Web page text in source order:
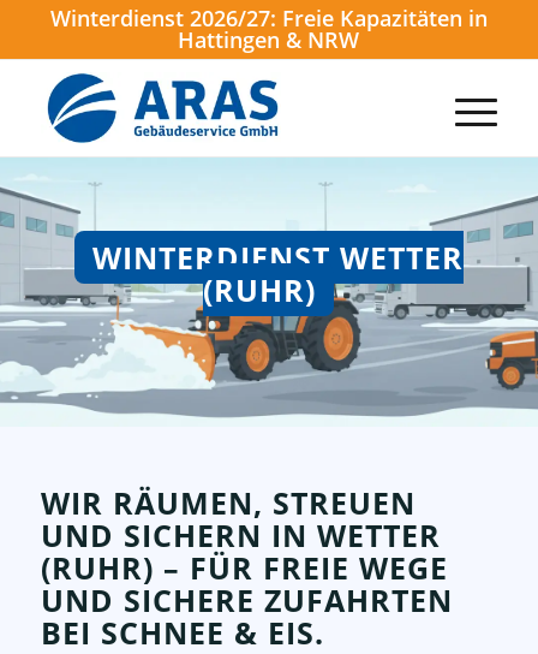
Winterdienst 2026/27: Freie Kapazitäten in
Hattingen & NRW
WINTERDIENST WETTER
(RUHR)
WIR RÄUMEN, STREUEN
UND SICHERN IN WETTER
(RUHR) – FÜR FREIE WEGE
UND SICHERE ZUFAHRTEN
BEI SCHNEE & EIS.